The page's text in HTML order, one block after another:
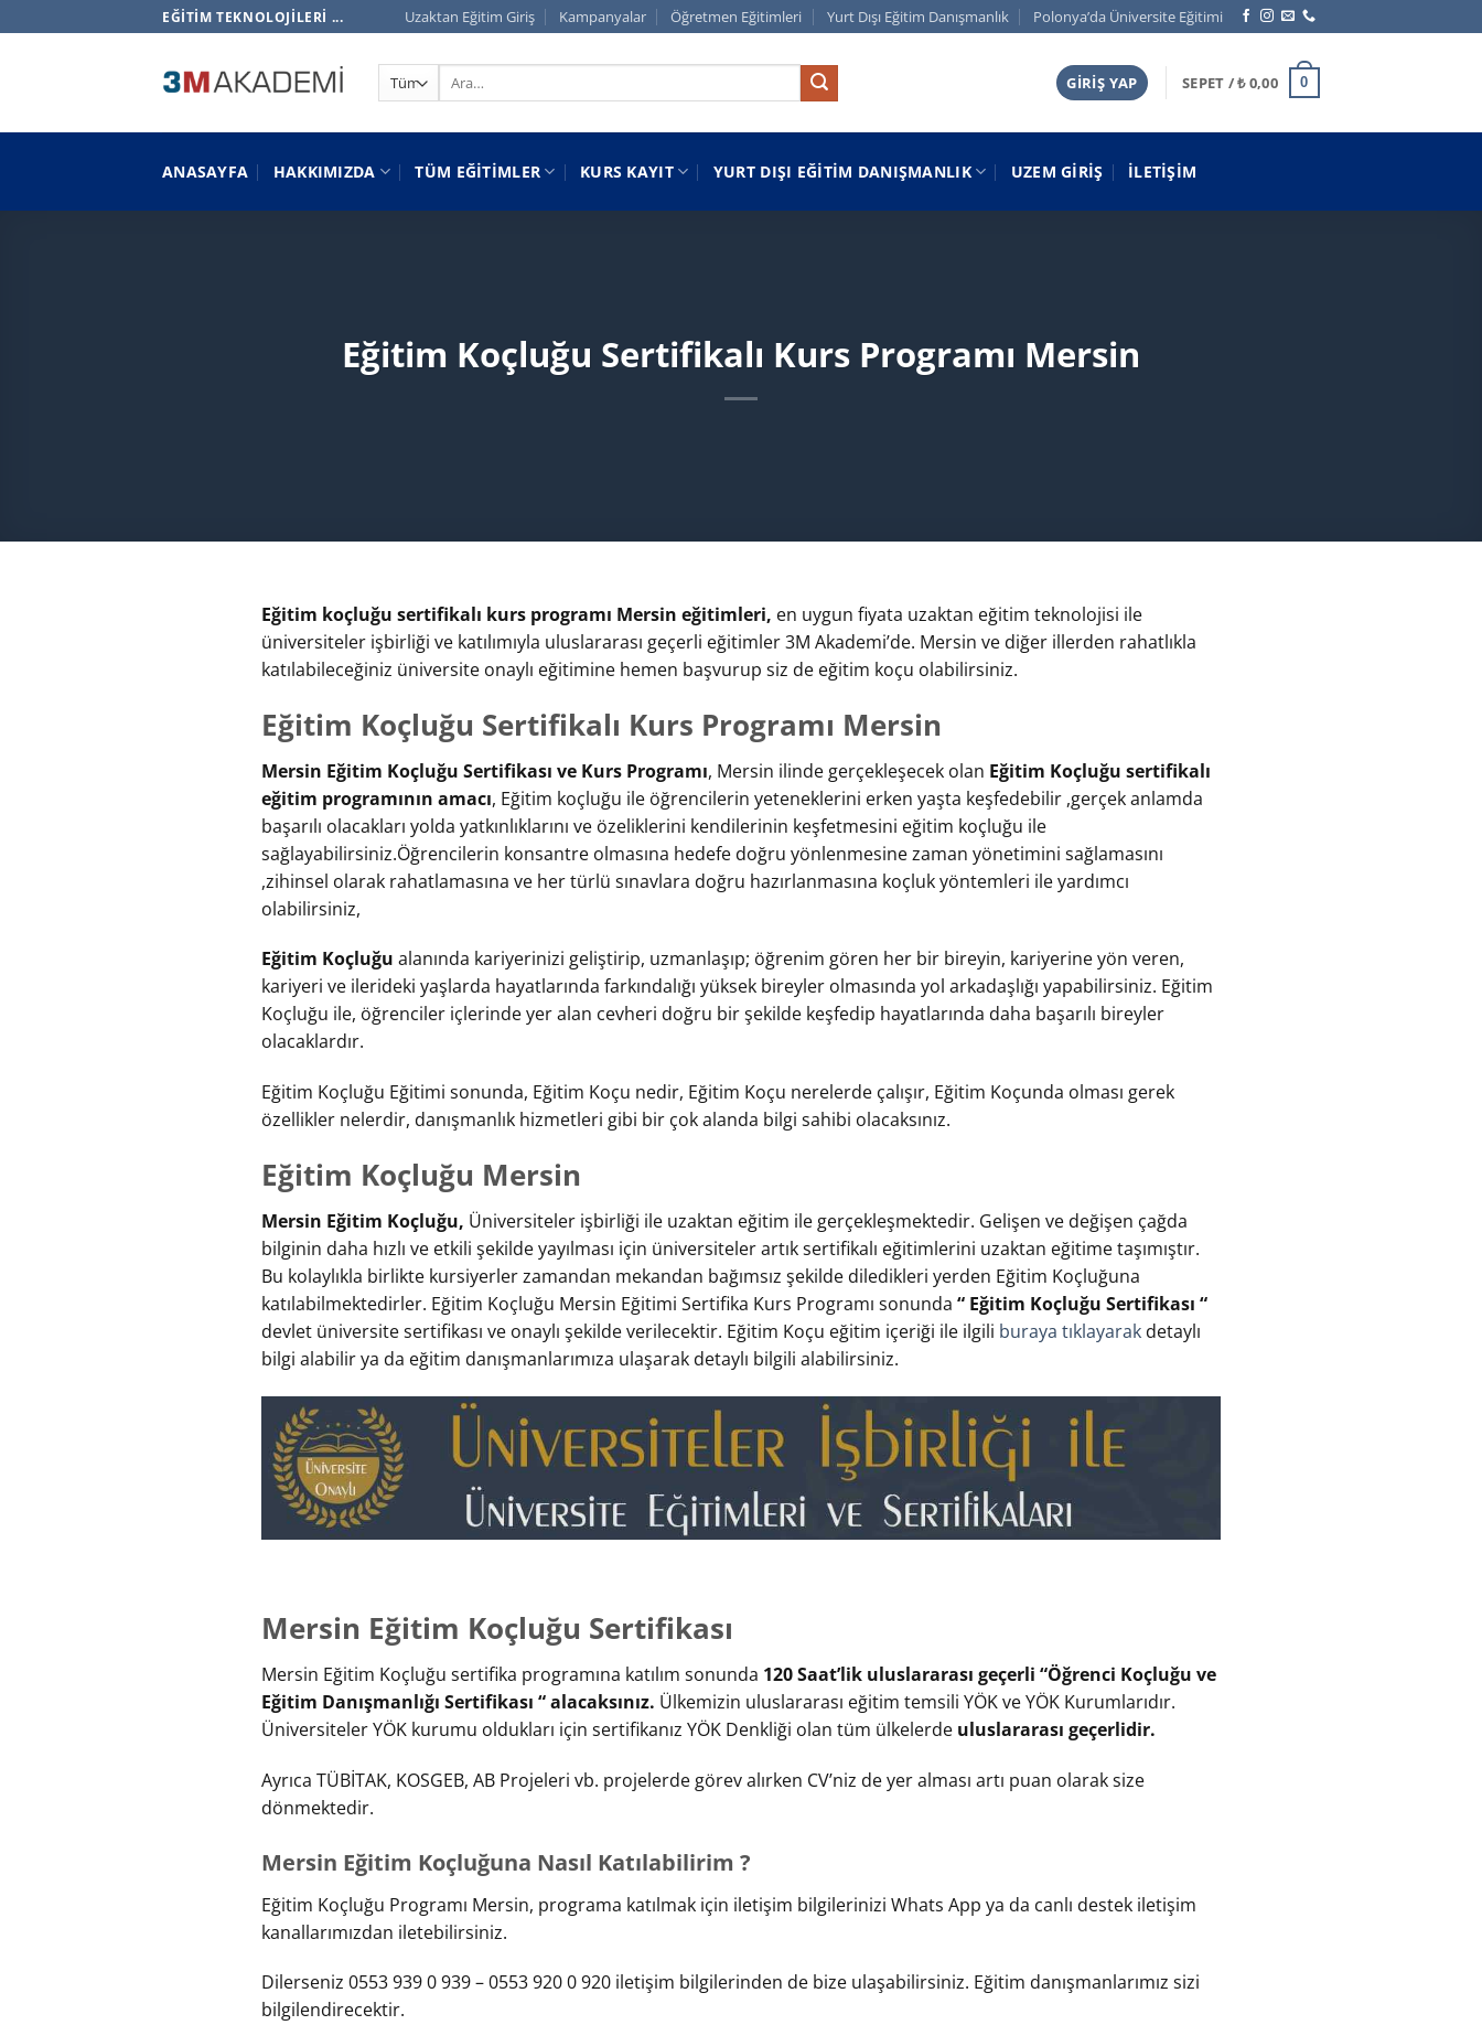
atla
EĞITIM TEKNOLOJILERI ... Uzaktan Eğitim Giriş Kampanyalar Öğretmen Eğitimleri Yurt Dışı Eğitim Danışmanlık Polonya’da Üniversite Eğitimi
Ara: GIRIŞ YAP SEPET /₺0,00 0
ANASAYFA HAKKIMIZDA TÜM EĞITIMLER KURS KAYIT YURT DIŞI EĞITIM DANIŞMANLIK UZEM GIRIŞ İLETIŞIM
Eğitim Koçluğu Sertifikalı Kurs Programı Mersin
Eğitim koçluğu sertifikalı kurs programı Mersin eğitimleri, en uygun fiyata uzaktan eğitim teknolojisi ile
üniversiteler işbirliği ve katılımıyla uluslararası geçerli eğitimler 3M Akademi’de. Mersin ve diğer illerden rahatlıkla
katılabileceğiniz üniversite onaylı eğitimine hemen başvurup siz de eğitim koçu olabilirsiniz.
Eğitim Koçluğu Sertifikalı Kurs Programı Mersin
Mersin Eğitim Koçluğu Sertifikası ve Kurs Programı, Mersin ilinde gerçekleşecek olan Eğitim Koçluğu sertifikalı
eğitim programının amacı, Eğitim koçluğu ile öğrencilerin yeteneklerini erken yaşta keşfedebilir ,gerçek anlamda
başarılı olacakları yolda yatkınlıklarını ve özeliklerini kendilerinin keşfetmesini eğitim koçluğu ile
sağlayabilirsiniz.Öğrencilerin konsantre olmasına hedefe doğru yönlenmesine zaman yönetimini sağlamasını
,zihinsel olarak rahatlamasına ve her türlü sınavlara doğru hazırlanmasına koçluk yöntemleri ile yardımcı
olabilirsiniz,
Eğitim Koçluğu alanında kariyerinizi geliştirip, uzmanlaşıp; öğrenim gören her bir bireyin, kariyerine yön veren,
kariyeri ve ilerideki yaşlarda hayatlarında farkındalığı yüksek bireyler olmasında yol arkadaşlığı yapabilirsiniz. Eğitim
Koçluğu ile, öğrenciler içlerinde yer alan cevheri doğru bir şekilde keşfedip hayatlarında daha başarılı bireyler
olacaklardır.
Eğitim Koçluğu Eğitimi sonunda, Eğitim Koçu nedir, Eğitim Koçu nerelerde çalışır, Eğitim Koçunda olması gerek
özellikler nelerdir, danışmanlık hizmetleri gibi bir çok alanda bilgi sahibi olacaksınız.
Eğitim Koçluğu Mersin
Mersin Eğitim Koçluğu, Üniversiteler işbirliği ile uzaktan eğitim ile gerçekleşmektedir. Gelişen ve değişen çağda
bilginin daha hızlı ve etkili şekilde yayılması için üniversiteler artık sertifikalı eğitimlerini uzaktan eğitime taşımıştır.
Bu kolaylıkla birlikte kursiyerler zamandan mekandan bağımsız şekilde diledikleri yerden Eğitim Koçluğuna
katılabilmektedirler. Eğitim Koçluğu Mersin Eğitimi Sertifika Kurs Programı sonunda “ Eğitim Koçluğu Sertifikası “
devlet üniversite sertifikası ve onaylı şekilde verilecektir. Eğitim Koçu eğitim içeriği ile ilgili buraya tıklayarak detaylı
bilgi alabilir ya da eğitim danışmanlarımıza ulaşarak detaylı bilgili alabilirsiniz.
Mersin Eğitim Koçluğu Sertifikası
Mersin Eğitim Koçluğu sertifika programına katılım sonunda 120 Saat’lik uluslararası geçerli “Öğrenci Koçluğu ve
Eğitim Danışmanlığı Sertifikası “ alacaksınız. Ülkemizin uluslararası eğitim temsili YÖK ve YÖK Kurumlarıdır.
Üniversiteler YÖK kurumu oldukları için sertifikanız YÖK Denkliği olan tüm ülkelerde uluslararası geçerlidir.
Ayrıca TÜBİTAK, KOSGEB, AB Projeleri vb. projelerde görev alırken CV’niz de yer alması artı puan olarak size
dönmektedir.
Mersin Eğitim Koçluğuna Nasıl Katılabilirim ?
Eğitim Koçluğu Programı Mersin, programa katılmak için iletişim bilgilerinizi Whats App ya da canlı destek iletişim
kanallarımızdan iletebilirsiniz.
Dilerseniz 0553 939 0 939 – 0553 920 0 920 iletişim bilgilerinden de bize ulaşabilirsiniz. Eğitim danışmanlarımız sizi
bilgilendirecektir.